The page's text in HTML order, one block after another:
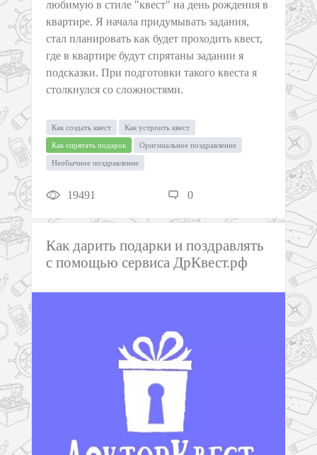
любимую в стиле "квест" на день рождения в
квартире. Я начала придумывать задания,
стал планировать как будет проходить квест,
где в квартире будут спрятаны задании я
подсказки. При подготовки такого квеста я
столкнулся со сложностями.
Как создать квест Как устроить квест
Как спрятать подарок Оригинальное поздравление
Необычное поздравление
19491 0
Как дарить подарки и поздравлять
с помощью сервиса ДрКвест.рф